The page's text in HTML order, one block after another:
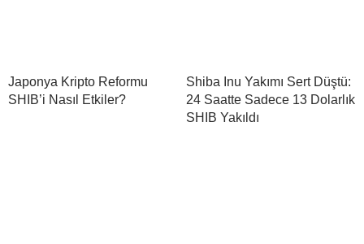
Japonya Kripto Reformu
SHIB’i Nasıl Etkiler?
Shiba Inu Yakımı Sert Düştü:
24 Saatte Sadece 13 Dolarlık
SHIB Yakıldı